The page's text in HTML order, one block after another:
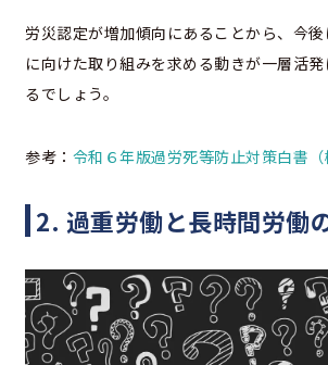
労災認定が増加傾向にあることから、今
に向けた取り組みを求める動きが一層活
るでしょう。
参考： 令和６年版過労死等防止対策白書
2. 過重労働と長時間労働